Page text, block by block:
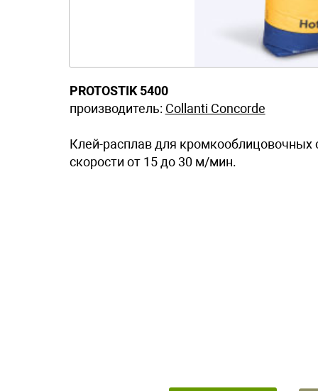
PROTOSTIK 5400
производитель: Collanti Concorde
Клей-расплав для
скорости от 15 до 30 м/мин.